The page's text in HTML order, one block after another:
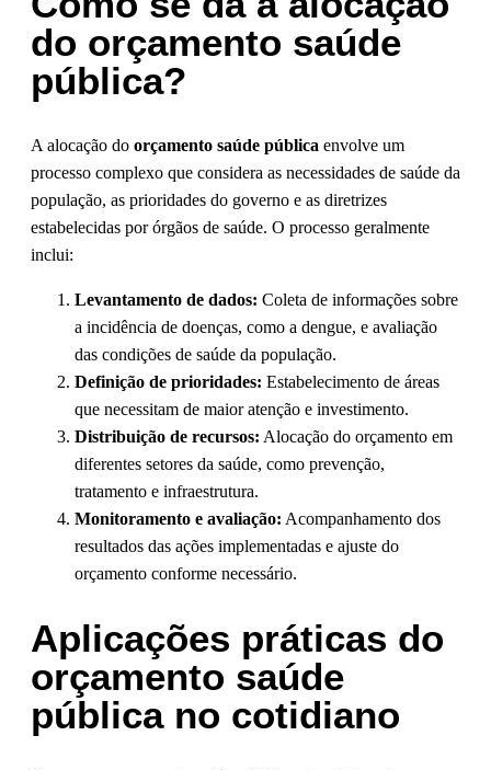
do orçamento saúde
pública?
A alocação do orçamento saúde pública envolve um
processo complexo que considera as necessidades de saúde da
população, as prioridades do governo e as diretrizes
estabelecidas por órgãos de saúde. O processo geralmente
inclui:
Levantamento de dados: Coleta de informações sobre
a incidência de doenças, como a dengue, e avaliação
das condições de saúde da população.
Definição de prioridades: Estabelecimento de áreas
que necessitam de maior atenção e investimento.
Distribuição de recursos: Alocação do orçamento em
diferentes setores da saúde, como prevenção,
tratamento e infraestrutura.
Monitoramento e avaliação: Acompanhamento dos
resultados das ações implementadas e ajuste do
orçamento conforme necessário.
Aplicações práticas do
orçamento saúde
pública no cotidiano